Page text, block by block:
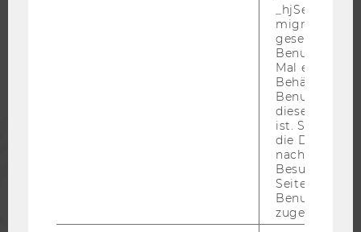
migrieren.
gesetzt,
Benutzer
Mal eine
Behält die
Benutzer-ID
diese Seite
ist. Stellt
die Daten von
Besuchen
Seite
Benutzer-ID
zugeordnet